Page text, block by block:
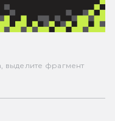
выделите фрагмент